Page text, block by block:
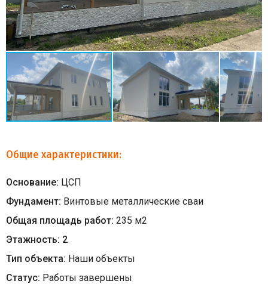
Общие характеристики:
Основание: ЦСП
Фундамент: Винтовые металлические сваи
Общая площадь работ: 235 м2
Этажность: 2
Тип объекта: Наши объекты
Статус: Работы завершены